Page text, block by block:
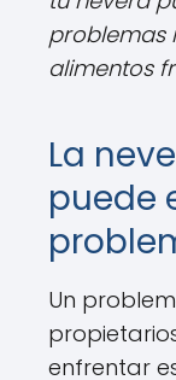
problemas
alimentos
La
puede
Un
enfrentar